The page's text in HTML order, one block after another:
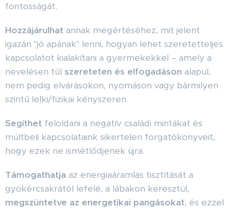
fontosságát.
Hozzájárulhat annak megértéséhez, mit jelent
igazán "jó apának" lenni, hogyan lehet szeretetteljes
kapcsolatot kialakítani a gyermekekkel – amely a
nevelésen túl szereteten és elfogadáson alapul,
nem pedig elvárásokon, nyomáson vagy bármilyen
szintű lelki/fizikai kényszeren.
Segíthet feloldani a negatív családi mintákat és
múltbeli kapcsolataink sikertelen forgatókönyveit,
hogy ezek ne ismétlődjenek újra.
Támogathatja az energiaáramlás tisztítását a
gyökércsakrától lefelé, a lábakon keresztül,
megszüntetve az energetikai pangásokat, és ezzel